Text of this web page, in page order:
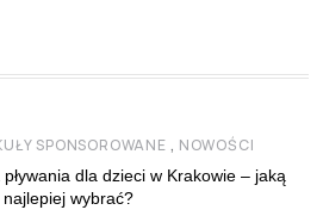
SPONSOROWANE , NOWOŚCI
pływania dla dzieci w Krakowie – jaką
najlepiej wybrać?